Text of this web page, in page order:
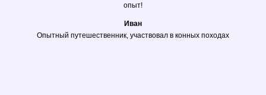
опыт!
Иван
Опытный путешественник, участвовал в конных походах